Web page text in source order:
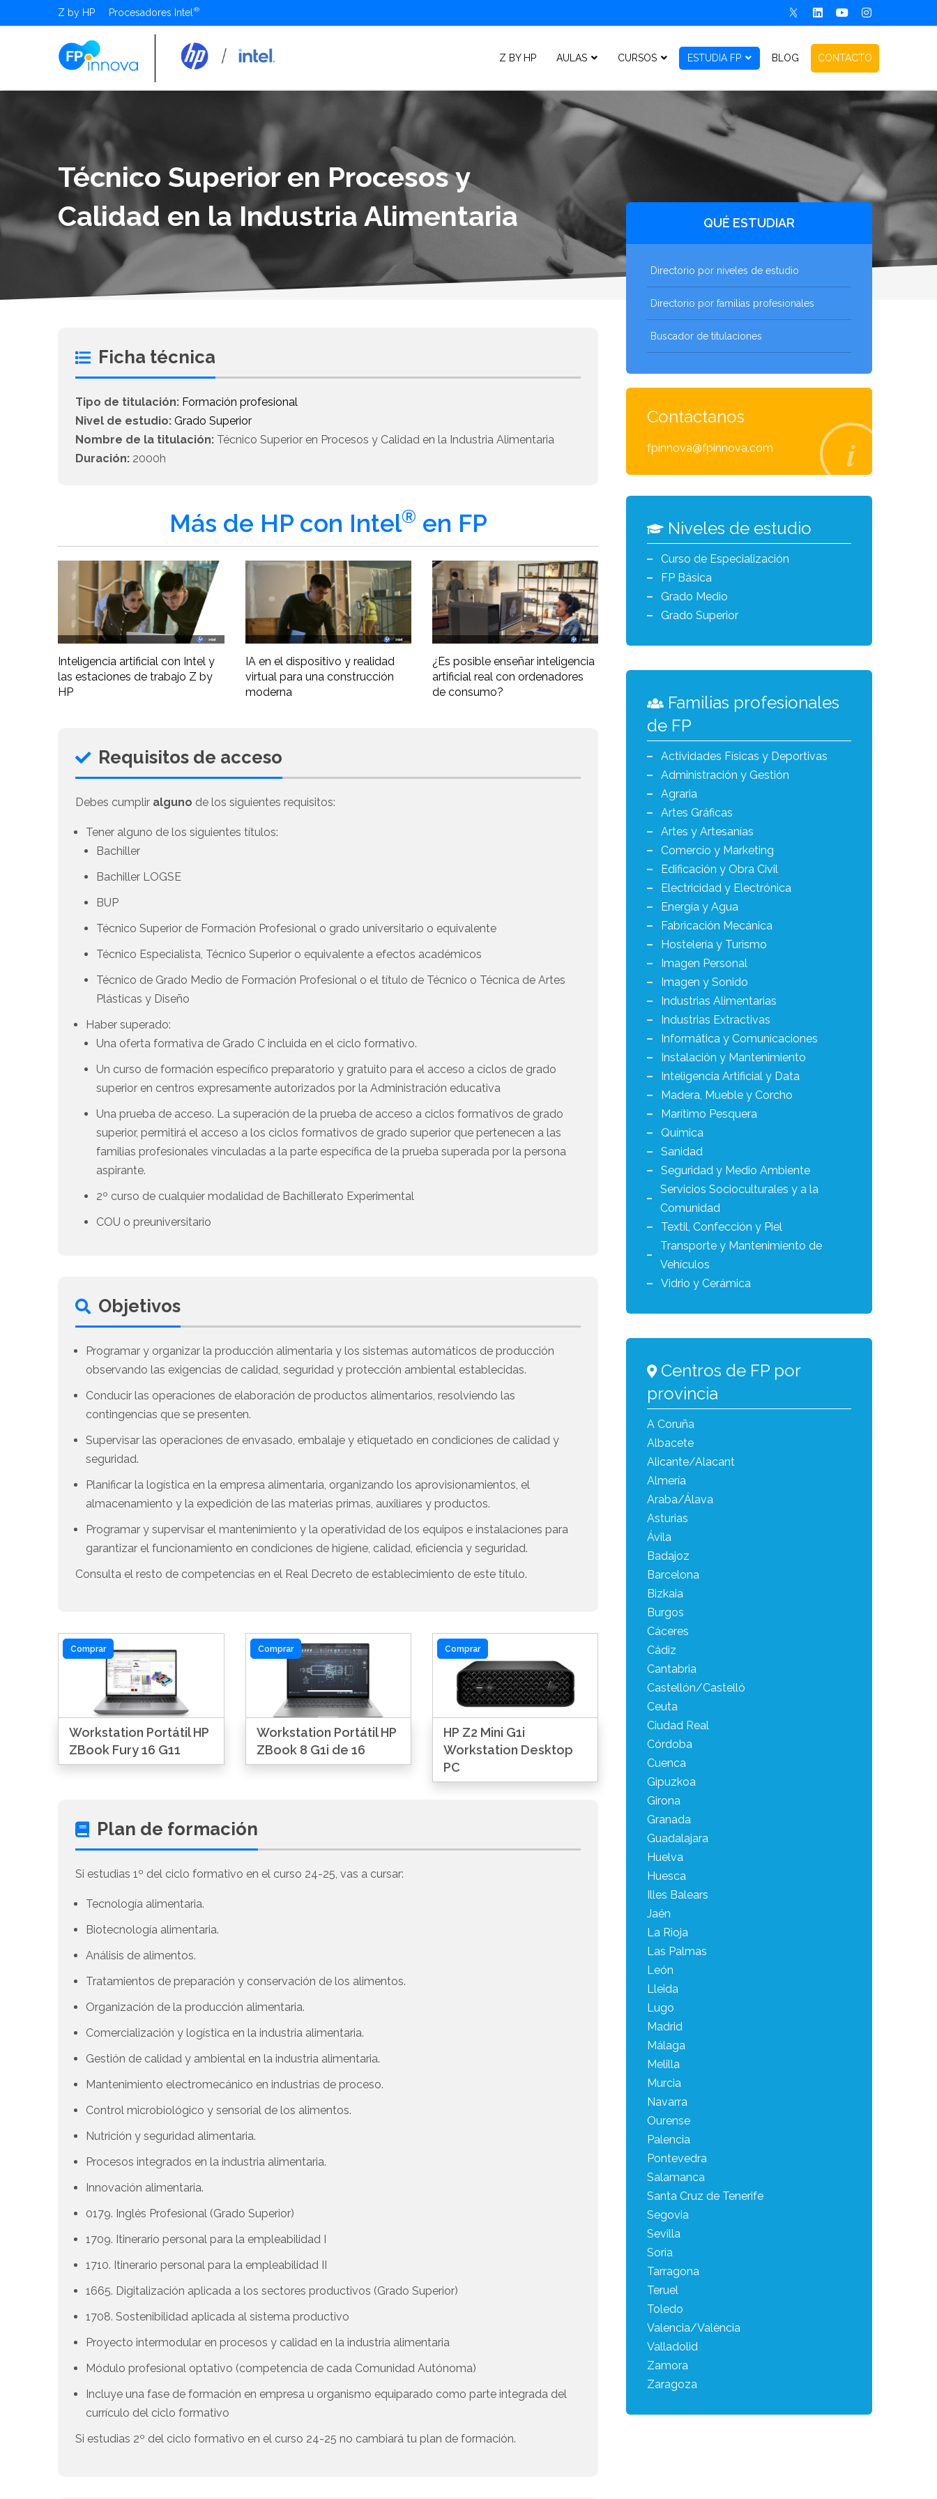
Z by HP Procesadores Intel
Z BY HP AULAS CURSOS ESTUDIA FP BLOG CONTACTO
Técnico Superior en Procesos y
Calidad en la Industria Alimentaria
Ficha técnica
Tipo de titulación: Formación profesional
Nivel de estudio: Grado Superior
Nombre de la titulación: Técnico Superior en Procesos y Calidad en la Industria Alimentaria
Duración: 2000h
Más de HP con Intel® en FP
Inteligencia artificial con Intel y
las estaciones de trabajo Z by
HP
IA en el dispositivo y realidad
virtual para una construcción
moderna
¿Es posible enseñar inteligencia
artificial real con ordenadores
de consumo?
Requisitos de acceso
Debes cumplir alguno de los siguientes requisitos:
Tener alguno de los siguientes títulos:
Bachiller
Bachiller LOGSE
BUP
Técnico Superior de Formación Profesional o grado universitario o equivalente
Técnico Especialista, Técnico Superior o equivalente a efectos académicos
Técnico de Grado Medio de Formación Profesional o el título de Técnico o Técnica de Artes
Plásticas y Diseño
Haber superado:
Una oferta formativa de Grado C incluida en el ciclo formativo.
Un curso de formación específico preparatorio y gratuito para el acceso a ciclos de grado
superior en centros expresamente autorizados por la Administración educativa
Una prueba de acceso. La superación de la prueba de acceso a ciclos formativos de grado
superior, permitirá el acceso a los ciclos formativos de grado superior que pertenecen a las
familias profesionales vinculadas a la parte específica de la prueba superada por la persona
aspirante.
2º curso de cualquier modalidad de Bachillerato Experimental
COU o preuniversitario
Objetivos
Programar y organizar la producción alimentaria y los sistemas automáticos de producción
observando las exigencias de calidad, seguridad y protección ambiental establecidas.
Conducir las operaciones de elaboración de productos alimentarios, resolviendo las
contingencias que se presenten.
Supervisar las operaciones de envasado, embalaje y etiquetado en condiciones de calidad y
seguridad.
Planificar la logística en la empresa alimentaria, organizando los aprovisionamientos, el
almacenamiento y la expedición de las materias primas, auxiliares y productos.
Programar y supervisar el mantenimiento y la operatividad de los equipos e instalaciones para
garantizar el funcionamiento en condiciones de higiene, calidad, eficiencia y seguridad.
Consulta el resto de competencias en el Real Decreto de establecimiento de este título.
Comprar
Workstation Portátil HP
ZBook Fury 16 G11
Comprar
Workstation Portátil HP
ZBook 8 G1i de 16
Comprar
HP Z2 Mini G1i
Workstation Desktop
PC
Plan de formación
Si estudias 1º del ciclo formativo en el curso 24-25, vas a cursar:
Tecnología alimentaria.
Biotecnología alimentaria.
Análisis de alimentos.
Tratamientos de preparación y conservación de los alimentos.
Organización de la producción alimentaria.
Comercialización y logística en la industria alimentaria.
Gestión de calidad y ambiental en la industria alimentaria.
Mantenimiento electromecánico en industrias de proceso.
Control microbiológico y sensorial de los alimentos.
Nutrición y seguridad alimentaria.
Procesos integrados en la industria alimentaria.
Innovación alimentaria.
0179. Inglés Profesional (Grado Superior)
1709. Itinerario personal para la empleabilidad I
1710. Itinerario personal para la empleabilidad II
1665. Digitalización aplicada a los sectores productivos (Grado Superior)
1708. Sostenibilidad aplicada al sistema productivo
Proyecto intermodular en procesos y calidad en la industria alimentaria
Módulo profesional optativo (competencia de cada Comunidad Autónoma)
Incluye una fase de formación en empresa u organismo equiparado como parte integrada del
currículo del ciclo formativo
Si estudias 2º del ciclo formativo en el curso 24-25 no cambiará tu plan de formación.
QUÉ ESTUDIAR
Directorio por niveles de estudio
Directorio por familias profesionales
Buscador de titulaciones
Contáctanos
fpinnova@fpinnova.com
Niveles de estudio
Curso de Especialización
FP Básica
Grado Medio
Grado Superior
Familias profesionales
de FP
Actividades Físicas y Deportivas
Administración y Gestión
Agraria
Artes Gráficas
Artes y Artesanías
Comercio y Marketing
Edificación y Obra Civil
Electricidad y Electrónica
Energía y Agua
Fabricación Mecánica
Hostelería y Turismo
Imagen Personal
Imagen y Sonido
Industrias Alimentarias
Industrias Extractivas
Informática y Comunicaciones
Instalación y Mantenimiento
Inteligencia Artificial y Data
Madera, Mueble y Corcho
Marítimo Pesquera
Química
Sanidad
Seguridad y Medio Ambiente
Servicios Socioculturales y a la
Comunidad
Textil, Confección y Piel
Transporte y Mantenimiento de
Vehículos
Vidrio y Cerámica
Centros de FP por
provincia
A Coruña
Albacete
Alicante/Alacant
Almería
Araba/Álava
Asturias
Ávila
Badajoz
Barcelona
Bizkaia
Burgos
Cáceres
Cádiz
Cantabria
Castellón/Castelló
Ceuta
Ciudad Real
Córdoba
Cuenca
Gipuzkoa
Girona
Granada
Guadalajara
Huelva
Huesca
Illes Balears
Jaén
La Rioja
Las Palmas
León
Lleida
Lugo
Madrid
Málaga
Melilla
Murcia
Navarra
Ourense
Palencia
Pontevedra
Salamanca
Santa Cruz de Tenerife
Segovia
Sevilla
Soria
Tarragona
Teruel
Toledo
Valencia/València
Valladolid
Zamora
Zaragoza